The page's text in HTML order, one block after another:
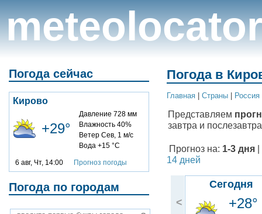
meteolocator
Погода сейчас
Кирово
+29°
Давление 728 мм
Влажность 40%
Ветер Сев, 1 м/с
Вода +15 °C
6 авг, Чт, 14:00 Прогноз погоды
Погода по городам
Погода в
Главная Cтраны Россия
Представляем
завтра и
Прогноз на: 1-3 дня
14 дней
<
Сегодня
+28°